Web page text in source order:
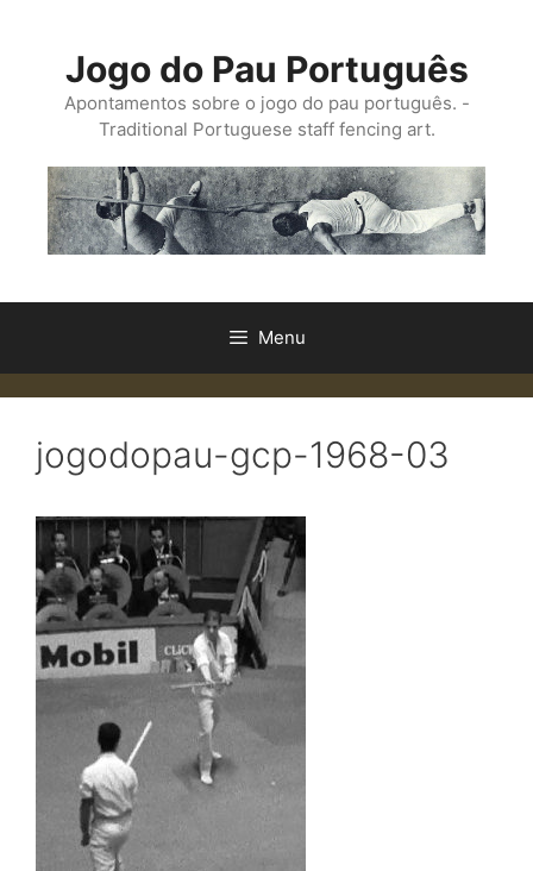
conteúdo
Jogo do Pau Português
Apontamentos sobre o jogo do pau português. -
Traditional Portuguese staff fencing art.
Menu
jogodopau-gcp-1968-03